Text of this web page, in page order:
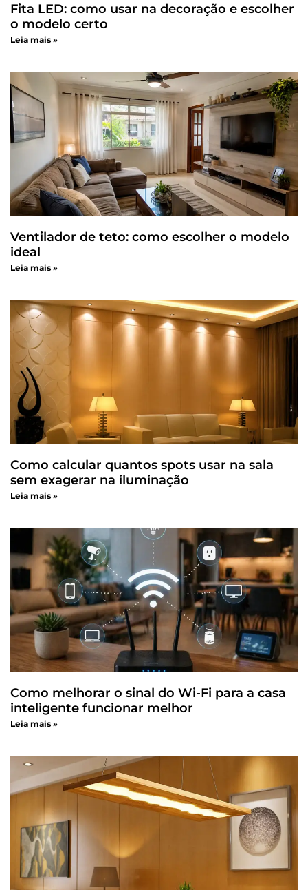
Fita LED: como usar na decoração e escolher
o modelo certo
Leia mais »
Ventilador de teto: como escolher o modelo
ideal
Leia mais »
Como calcular quantos spots usar na sala
sem exagerar na iluminação
Leia mais »
Como melhorar o sinal do Wi-Fi para a casa
inteligente funcionar melhor
Leia mais »